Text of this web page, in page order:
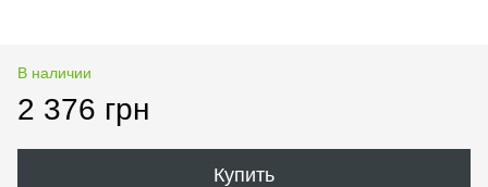
В наличии
2 376 грн
Купить